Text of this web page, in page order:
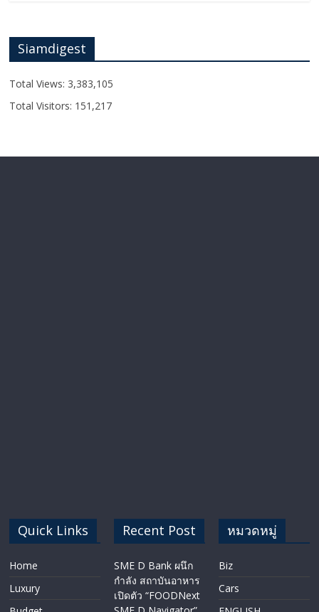
Siamdigest
Total Views: 3,383,105
Total Visitors: 151,217
Quick Links
Home
Luxury
Recent Post
SME D Bank ผนึก
กำลัง สถาบันอาหาร
เปิดตัว “FOODNext
หมวดหมู่
Biz
Cars